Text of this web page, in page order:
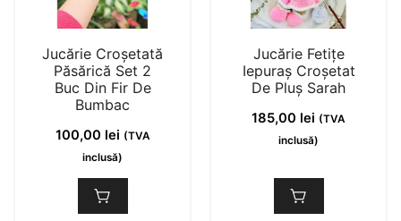
Jucărie Croșetată
Păsărică Set 2
Buc Din Fir De
Bumbac
100,00 lei (TVA
inclusă)
Jucărie Fetițe
Iepuraș Croșetat
De Pluș Sarah
185,00 lei (TVA
inclusă)